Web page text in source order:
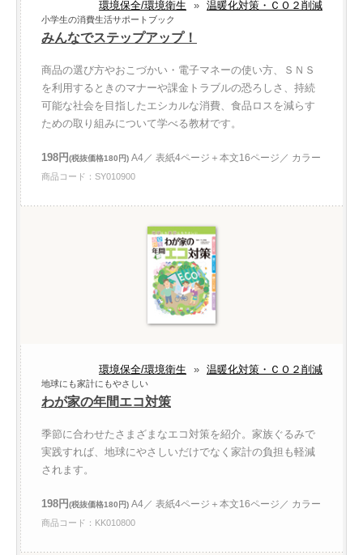
環境保全/環境衛生 » 温暖化対策・ＣＯ２削減
小学生の消費生活サポートブック
みんなでステップアップ！
商品の選び方やおこづかい・電子マネーの使い方、ＳＮＳ
を利用するときのマナーや課金トラブルの恐ろしさ、持続
可能な社会を目指したエシカルな消費、食品ロスを減らす
ための取り組みについて学べる教材です。
198円(税抜価格180円) A4／ 表紙4ページ＋本文16ページ／ カラー
商品コード：SY010900
環境保全/環境衛生 » 温暖化対策・ＣＯ２削減
地球にも家計にもやさしい
わが家の年間エコ対策
季節に合わせたさまざまなエコ対策を紹介。家族ぐるみで
実践すれば、地球にやさしいだけでなく家計の負担も軽減
されます。
198円(税抜価格180円) A4／ 表紙4ページ＋本文16ページ／ カラー
商品コード：KK010800